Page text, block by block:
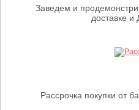
Заведем и
доставке и
Рассрочка покупки от